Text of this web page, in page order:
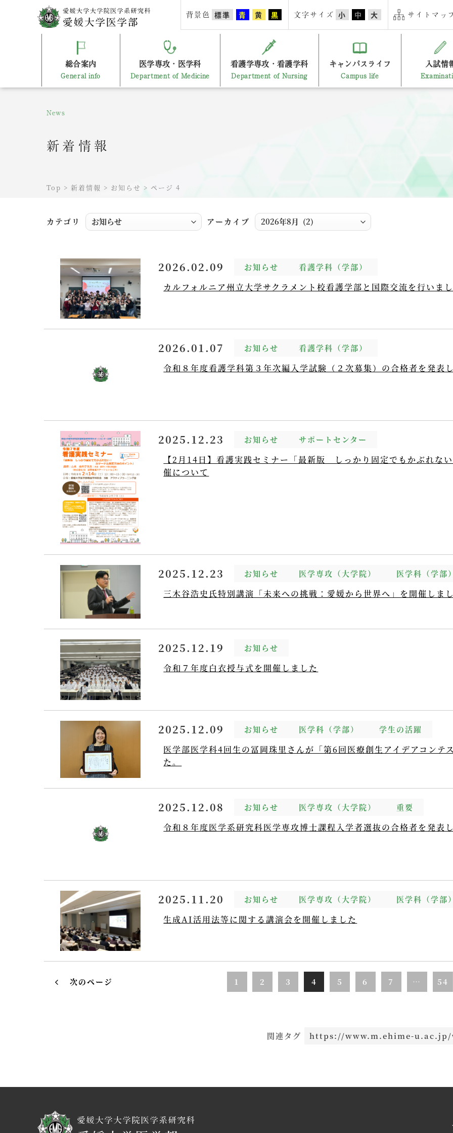
背景色 標準 青 黄 黒 文字サイズ 小 中 大 サイトマッ
総合案内
General info
医学専攻・医学科
Department of Medicine
看護学専攻・看護学科
Department of Nursing
キャンパスライフ
Campus life
入試情
News
新着情報
Top > 新着情報 > お知らせ > ページ 4
カテゴリ アーカイブ
2026.02.09 お知らせ 看護学科（学部）
カルフォルニア州立大学サクラメント校看護学部と国際交流を行いま
2026.01.07 お知らせ 看護学科（学部）
令和８年度看護学科第３年次編入学試験（２次募集）の合格者を発表
2025.12.23 お知らせ サポートセンター
【2月14日】看護実践セミナー「最新版 しっかり固定でもかぶれな
催について
2025.12.23 お知らせ 医学専攻（大学院） 医学科（学部）
三木谷浩史氏特別講演「未来への挑戦：愛媛から世界へ」を開催しま
2025.12.19 お知らせ
令和７年度白衣授与式を開催しました
2025.12.09 お知らせ 医学科（学部） 学生の活躍
医学部医学科4回生の冨岡珠里さんが「第6回医療創生アイデアコンテ
た。
2025.12.08 お知らせ 医学専攻（大学院） 重要
令和８年度医学系研究科医学専攻博士課程入学者選抜の合格者を発表
2025.11.20 お知らせ 医学専攻（大学院） 医学科（学部）
生成AI活用法等に関する講演会を開催しました
1 2 3 4 5 6 7 … 54
関連タグ https://www.m.ehime-u.ac.jp/